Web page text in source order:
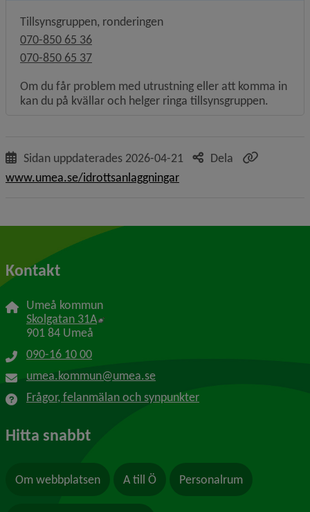
Tillsynsgruppen, ronderingen
070-850 65 36
070-850 65 37
Om du får problem med utrustning eller att komma in
kan du på kvällar och helger ringa tillsynsgruppen.
Sidan uppdaterades 2026-04-21
Dela
www.umea.se/idrottsanlaggningar
Kontakt
Umeå kommun
Skolgatan 31A Länk till annan webbplats, öppnas i nytt
901 84 Umeå
090-16 10 00
umea.kommun@umea.se
Frågor, felanmälan och synpunkter
Hitta snabbt
Om webbplatsen A till Ö Personalrum